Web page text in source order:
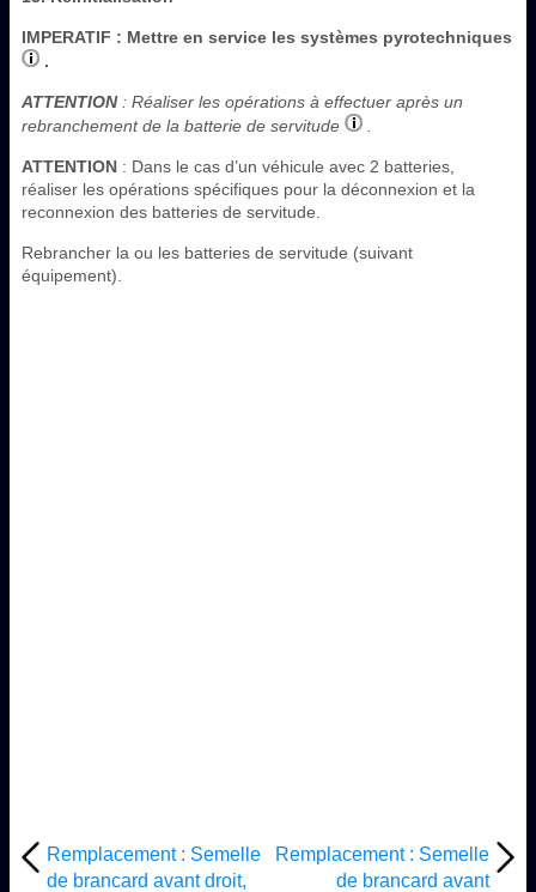
IMPERATIF : Mettre en service les systèmes pyrotechniques
.
ATTENTION: Réaliser les opérations à effectuer après un
rebranchement de la batterie de servitude
ATTENTION : Dans le cas d’un véhicule avec 2 batteries,
réaliser les opérations spécifiques pour la déconnexion et la
reconnexion des batteries de servitude.
Rebrancher la ou les batteries de servitude (suivant
équipement).
Remplacement : Semelle
de brancard avant droit,
Remplacement : Semelle
de brancard avant